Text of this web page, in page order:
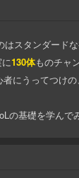
はスタンダード
130体ものチャ
にうってつけ
の基礎を学んで